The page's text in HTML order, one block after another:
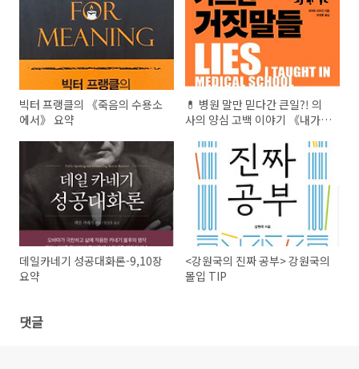
빅터 프랭클의 《죽음의 수용소
에서》 요약
💊 병원 말만 믿다간 큰일?! 의
사의 양심 고백 이야기 《내가
약 📘
데일카네기 성공대화론-9,10장
요약
<강원국의 진짜 공부> 강원국의
몰입 TIP
댓글